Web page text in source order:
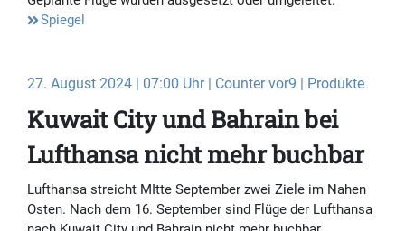
Spiegel
27. August 2024 | 07:00 Uhr | Counter vor9 | Produkte
Kuwait City und Bahrain bei
Lufthansa nicht mehr buchbar
Lufthansa streicht MItte September zwei Ziele im Nahen
Osten. Nach dem 16. September sind Flüge der Lufthansa